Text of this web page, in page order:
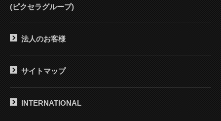
(ピクセラグループ)
法人のお客様
サイトマップ
INTERNATIONAL